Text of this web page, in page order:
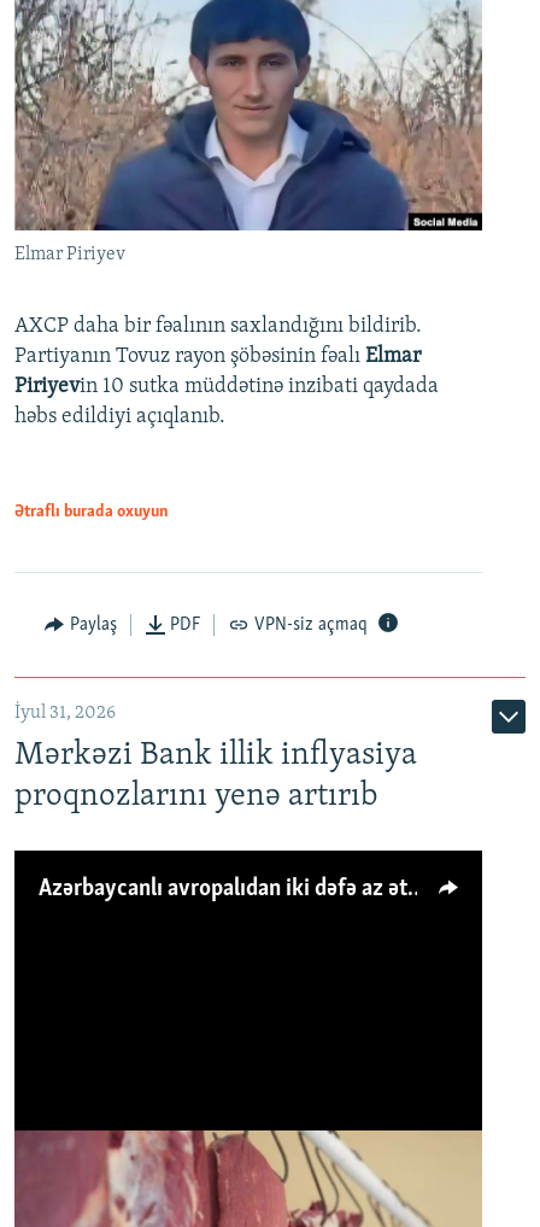
Elmar Piriyev
AXCP daha bir fəalının saxlandığını bildirib.
Partiyanın Tovuz rayon şöbəsinin fəalı Elmar
Piriyevin 10 sutka müddətinə inzibati qaydada
həbs edildiyi açıqlanıb.
Ətraflı burada oxuyun
Paylaş PDF VPN-siz açmaq
İyul 31, 2026
Mərkəzi Bank illik inflyasiya
proqnozlarını yenə artırıb
Azərbaycanlı avropalıdan iki dəfə az ət yeyir, amma... 'Qiymət artımı qaçılmazdır'